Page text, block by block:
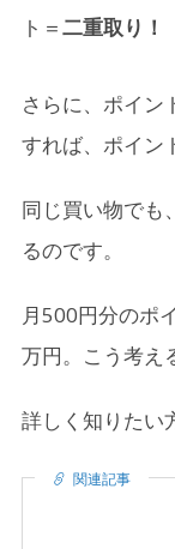
6. まとめ：
ト＝二重取り！
さらに、ポイン
すれば、ポイン
同じ買い物でも
るのです。
月500円分のポ
万円。こう考え
詳しく知りたい
関連記事